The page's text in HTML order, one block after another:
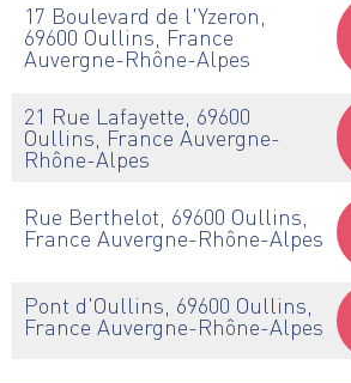
17 Boulevard de l'Yzeron,
69600 Oullins, France
Auvergne-Rhône-Alpes
21 Rue Lafayette, 69600
Oullins, France Auvergne-
Rhône-Alpes
Rue Berthelot, 69600 Oullins,
France Auvergne-Rhône-Alpes
Pont d'Oullins, 69600 Oullins,
France Auvergne-Rhône-Alpes